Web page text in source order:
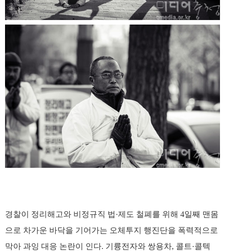
경찰이 정리해고와 비정규직 법·제도 철폐를 위해 4일째 맨몸
으로 차가운 바닥을 기어가는 오체투지 행진단을 폭력적으로
막아 과잉 대응 논란이 인다. 기륭전자와 쌍용차, 콜트·콜텍